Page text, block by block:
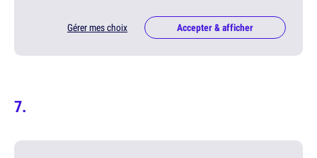
Gérer mes choix Accepter & afficher